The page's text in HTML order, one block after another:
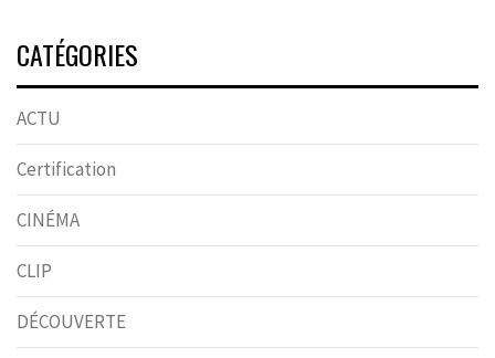
CATÉGORIES
ACTU
Certification
CINÉMA
CLIP
DÉCOUVERTE